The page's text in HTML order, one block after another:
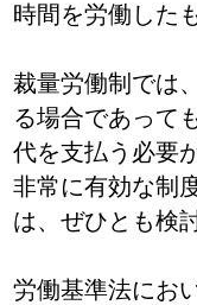
時間を労働した
裁量労働制では
る場合であって
代を支払う必要
非常に有効な制
は、ぜひとも検
労働基準法にお